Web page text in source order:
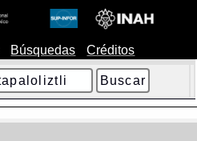
Búsquedas Créditos